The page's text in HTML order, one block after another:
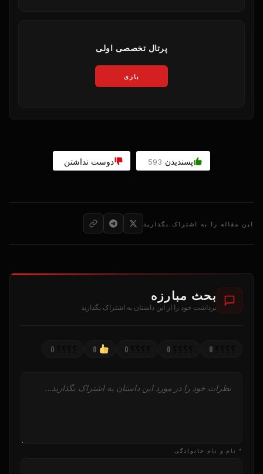
پرتال تخصصی اولی
بازی
پسندیدن 593 دوست نداشتن
این مقاله را به اشتراک بگذارید
بحث مبارزه
برداشت خود را از این داستان به اشتراک بگذارید
0
0
0
0
0
* نام و نام خانوادگی